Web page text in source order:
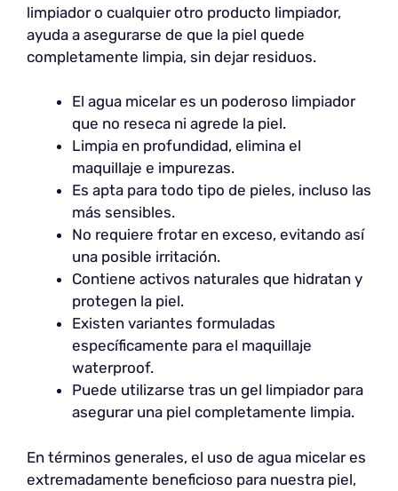
limpiador o cualquier otro producto limpiador,
ayuda a asegurarse de que la piel quede
completamente limpia, sin dejar residuos.
El agua micelar es un poderoso limpiador
que no reseca ni agrede la piel.
Limpia en profundidad, elimina el
maquillaje e impurezas.
Es apta para todo tipo de pieles, incluso las
más sensibles.
No requiere frotar en exceso, evitando así
una posible irritación.
Contiene activos naturales que hidratan y
protegen la piel.
Existen variantes formuladas
específicamente para el maquillaje
waterproof.
Puede utilizarse tras un gel limpiador para
asegurar una piel completamente limpia.
En términos generales, el uso de agua micelar es
extremadamente beneficioso para nuestra piel,